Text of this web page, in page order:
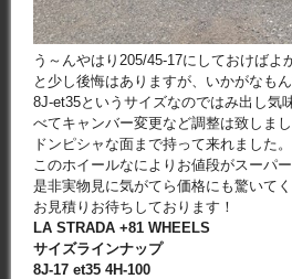
う～んやはり205/45-17にしておけばよ
と少し後悔はありますが、いかがなも
8J-et35というサイズなのではみ出し気
べてキャンバー変更など調整は致しま
ドンピシャな面まで持って来れました。
このホイールなによりお値段がスーパ
是非実物見に気がてら価格にも驚いてく
お見積りお待ちしております！
LA STRADA +81 WHEELS
サイズラインナップ
8J-17 et35 4H-100